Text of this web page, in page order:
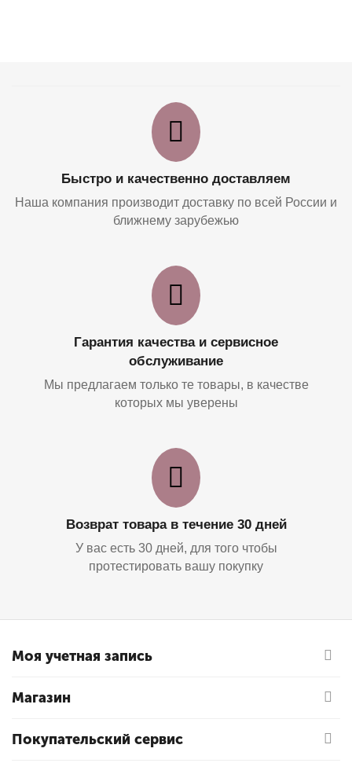
Быстро и качественно доставляем
Наша компания производит доставку по всей России и
ближнему зарубежью
Гарантия качества и сервисное
обслуживание
Мы предлагаем только те товары, в качестве
которых мы уверены
Возврат товара в течение 30 дней
У вас есть 30 дней, для того чтобы
протестировать вашу покупку
Моя учетная запись
Магазин
Покупательский сервис